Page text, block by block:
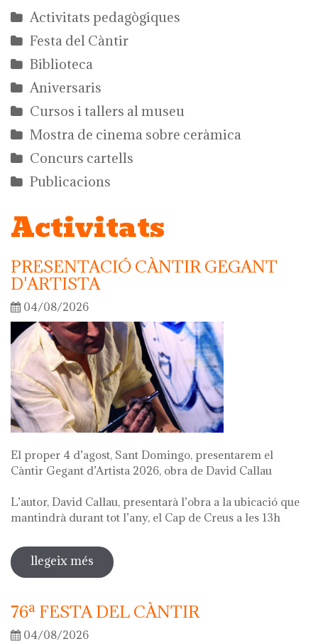
Activitats pedagògiques
Festa del Càntir
Biblioteca
Aniversaris
Cursos i tallers al museu
Mostra de cinema sobre ceràmica
Concurs cartells
Publicacions
Activitats
PRESENTACIÓ CÀNTIR GEGANT
D'ARTISTA
04/08/2026
El proper 4 d’agost, Sant Domingo, presentarem el
Càntir Gegant d’Artista 2026, obra de David Callau
L’autor, David Callau, presentarà l’obra a la ubicació que
mantindrà durant tot l’any, el Cap de Creus a les 13h
llegeix més sobre presentació càntir gegant
d'artista
76ª FESTA DEL CÀNTIR
04/08/2026